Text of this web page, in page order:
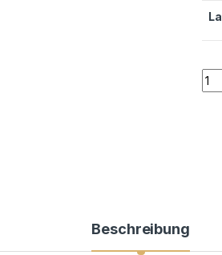
Beschreibung